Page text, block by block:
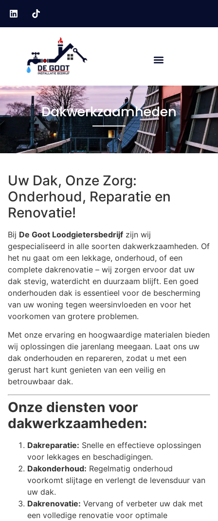
Dakwerkzaamheden
Uw Dak, Onze Zorg:
Onderhoud, Reparatie en
Renovatie!
Bij De Goot Loodgietersbedrijf zijn wij
gespecialiseerd in alle soorten dakwerkzaamheden. Of
het nu gaat om een lekkage, onderhoud, of een
complete dakrenovatie – wij zorgen ervoor dat uw
dak stevig, waterdicht en duurzaam blijft. Een goed
onderhouden dak is essentieel voor de bescherming
van uw woning tegen weersinvloeden en voor het
voorkomen van grotere problemen.
Met onze ervaring en hoogwaardige materialen bieden
wij oplossingen die jarenlang meegaan. Laat ons uw
dak onderhouden en repareren, zodat u met een
gerust hart kunt genieten van een veilig en
betrouwbaar dak.
Onze diensten voor
dakwerkzaamheden:
Dakreparatie: Snelle en effectieve oplossingen
voor lekkages en beschadigingen.
Dakonderhoud: Regelmatig onderhoud
voorkomt slijtage en verlengt de levensduur van
uw dak.
Dakrenovatie: Vervang of verbeter uw dak met
een volledige renovatie voor optimale